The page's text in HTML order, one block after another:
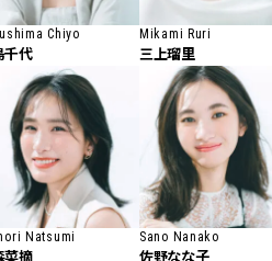
Chiyo
千代
Mikami Ruri
三上瑠里
Natsumi
菜摘
Sano Nanako
佐野なな子
指す | CLASSY.[クラッ
Aug, 6, 2026
クセ6選】手抜きに見え
ラサーのまとめ髪が垢
即戦力アクセ」たち |
クラッシィ]
Aug, 4, 2026